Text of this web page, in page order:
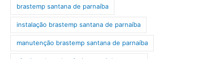
brastemp santana de parnaíba
instalação brastemp santana de parnaíba
manutenção brastemp santana de parnaíba